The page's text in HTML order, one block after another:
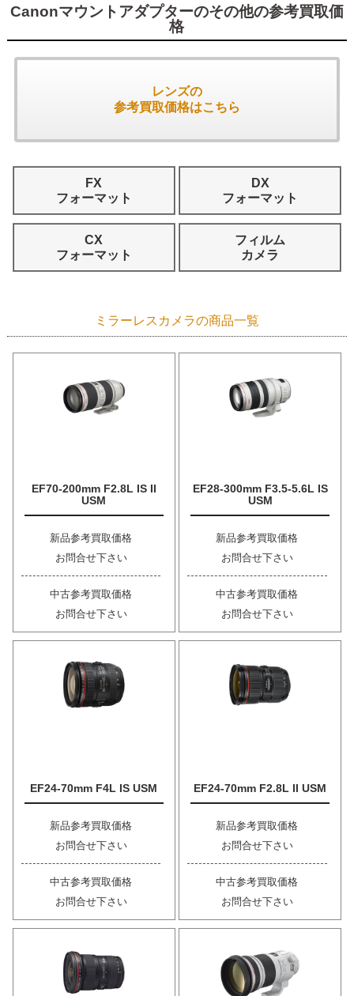
Canonマウントアダプターのその他の参考買取価
格
レンズの
参考買取価格はこちら
FX
フォーマット
DX
フォーマット
CX
フォーマット
フィルム
カメラ
ミラーレスカメラの商品一覧
EF70-200mm F2.8L IS II
USM
新品参考買取価格
お問合せ下さい
中古参考買取価格
お問合せ下さい
EF28-300mm F3.5-5.6L IS
USM
新品参考買取価格
お問合せ下さい
中古参考買取価格
お問合せ下さい
EF24-70mm F4L IS USM
新品参考買取価格
お問合せ下さい
中古参考買取価格
お問合せ下さい
EF24-70mm F2.8L II USM
新品参考買取価格
お問合せ下さい
中古参考買取価格
お問合せ下さい